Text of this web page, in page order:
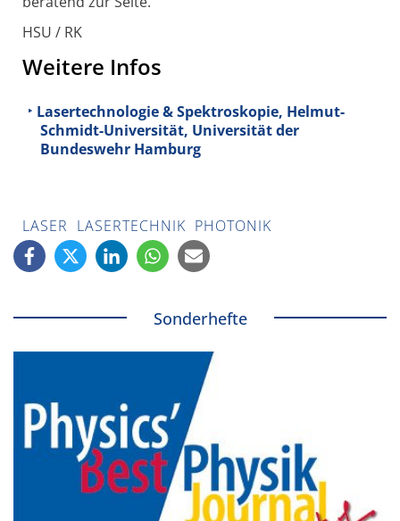
HSU / RK
Weitere Infos
Lasertechnologie & Spektroskopie, Helmut-
Schmidt-Universität, Universität der
Bundeswehr Hamburg
LASER LASERTECHNIK PHOTONIK
Sonderhefte